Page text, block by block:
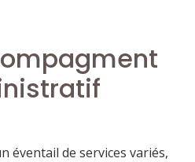
éventail de services variés,